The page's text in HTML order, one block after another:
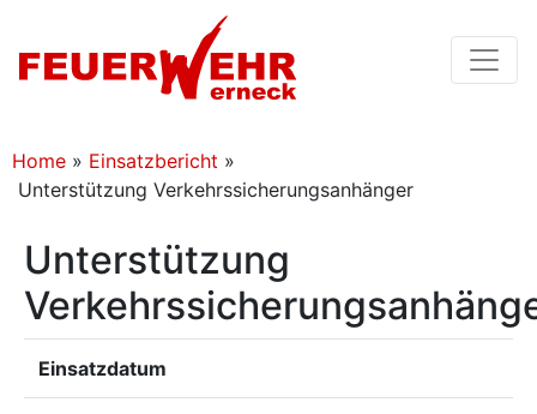
Home » Einsatzbericht »
Unterstützung Verkehrssicherungsanhänger
Unterstützung
Einsatzdatum